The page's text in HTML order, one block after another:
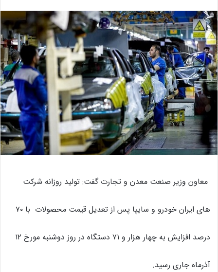
معاون وزیر صنعت معدن و تجارت گفت: تولید روزانه شرکت
های ایران خودرو و سایپا پس از تعدیل قیمت محصولات با ۷۰
درصد افزایش به چهار هزار و ۷۱ دستگاه در روز دوشنبه مورخ ۱۲
آذرماه جاری رسید.